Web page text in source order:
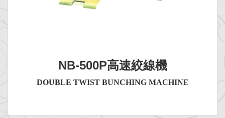
NB-500P高速絞線機
DOUBLE TWIST BUNCHING MACHINE